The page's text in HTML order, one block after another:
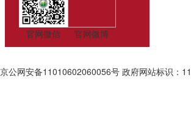
官网微信 官网微博
京公网安备11010602060056号 政府网站标识：